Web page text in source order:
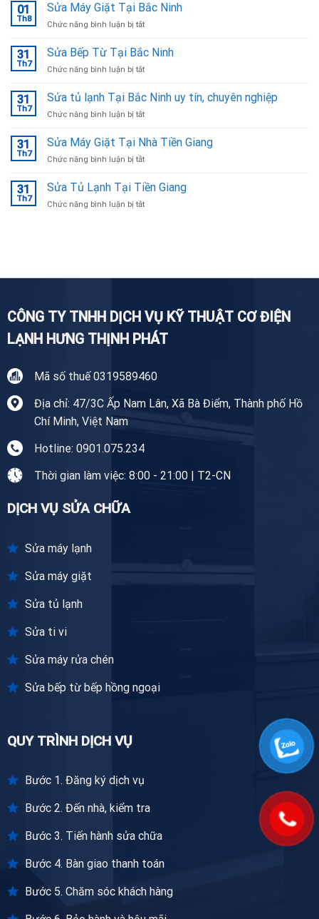
01
Th8
Sửa Máy Giặt Tại Bắc Ninh
Chức năng bình luận bị tắtở
Máy
Tại
Ninh
31
Th7
Sửa Bếp Từ Tại Bắc Ninh
Chức năng bình luận bị tắtở
Bếp
Tại
Ninh
31
Th7
Sửa tủ lạnh Tại Bắc Ninh uy tín, chuyên nghiệp
Chức năng bình luận bị tắtở
tủ
Tại
Ninh
31
Th7
Sửa Máy Giặt Tại Nhà Tiền Giang
Chức năng bình luận bị tắtở
Máy
Tại
31
Th7
Sửa Tủ Lạnh Tại Tiền Giang
Chức năng bình luận bị tắtở
Giang
CÔNG TY TNHH DỊCH VỤ KỸ THUẬT CƠ ĐIỆN
LẠNH HƯNG THỊNH PHÁT
Mã số thuế 0319589460
Địa chỉ: 47/3C Ấp Nam Lân, Xã Bà Điểm, Thành phố Hồ
Chí Minh, Việt Nam
Hotline: 0901.075.234
Thời gian làm việc: 8:00 - 21:00 | T2-CN
DỊCH VỤ SỬA CHỮA
Sửa máy lạnh
Sửa máy giặt
Sửa tủ lạnh
Sửa ti vi
Sửa máy rửa chén
Sửa bếp từ bếp hồng ngoại
QUY TRÌNH DỊCH VỤ
Bước 1. Đăng ký dịch vụ
Bước 2. Đến nhà, kiểm tra
Bước 3. Tiến hành sửa chữa
Bước 4. Bàn giao thanh toán
Bước 5. Chăm sóc khách hàng